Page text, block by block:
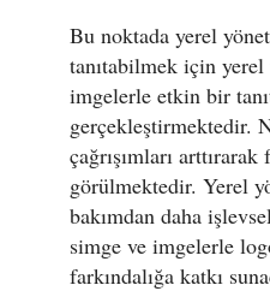
Bu noktada yerel
tanıtabilmek için
imgelerle etkin bir
gerçekleştirmektedir.
çağrışımları
görülmektedir. Yerel
bakımdan daha
simge ve imgelerle
farkındalığa katkı